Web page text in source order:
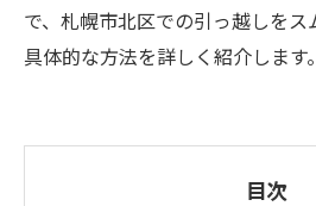
で、札幌市北区での引っ越しを
具体的な方法を詳しく紹介します。
目次